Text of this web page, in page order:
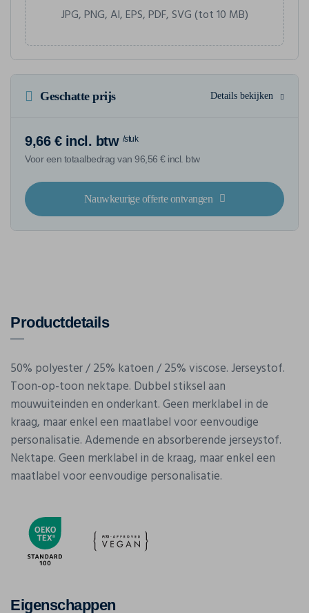
JPG, PNG, AI, EPS, PDF, SVG (tot 10 MB)
Geschatte prijs Details bekijken
9,66 € incl. btw /stuk
Voor een totaalbedrag van 96,56 € incl. btw
Nauwkeurige offerte ontvangen
Productdetails
50% polyester / 25% katoen / 25% viscose. Jerseystof.
Toon-op-toon nektape. Dubbel stiksel aan
mouwuiteinden en onderkant. Geen merklabel in de
kraag, maar enkel een maatlabel voor eenvoudige
personalisatie. Ademende en absorberende jerseystof.
Nektape. Geen merklabel in de kraag, maar enkel een
maatlabel voor eenvoudige personalisatie.
Eigenschappen